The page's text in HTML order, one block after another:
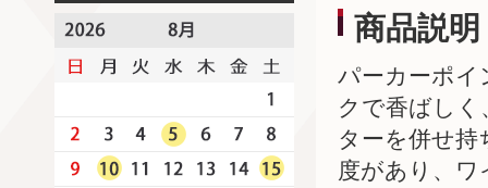
商品説明
パーカーポイ
クで香ばし
ターを併せ
度があり、